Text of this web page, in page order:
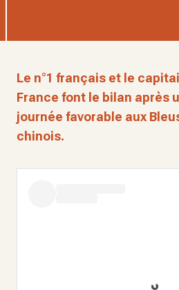
Le n°1 français et le
France font le bilan après
journée favorable aux
chinois.